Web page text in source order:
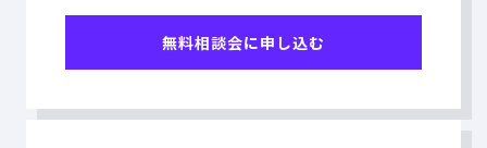
無料相談会に申し込む